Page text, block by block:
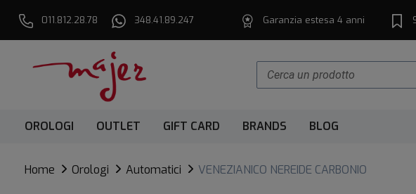
011.812.28.78 348.41.89.247 Garanzia estesa 4 anni
OROLOGI OUTLET GIFT CARD BRANDS BLOG
Home Orologi Automatici VENEZIANICO NEREIDE CARBONIO